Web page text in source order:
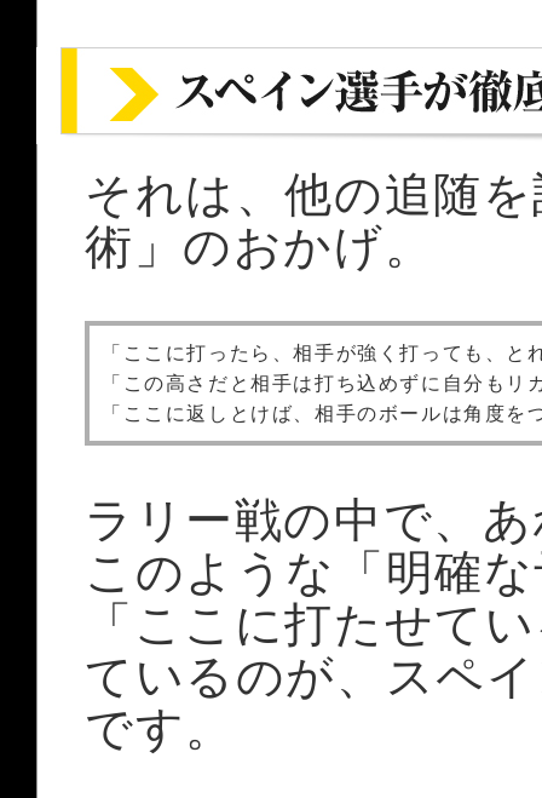
それは、他の追随
術」のおかげ。
「ここに打ったら、相手が強く打っても、と
「この高さだと相手は打ち込めずに自分もリ
「ここに返しとけば、相手のボールは角度を
ラリー戦の中で、
このような「明確
「ここに打たせて
ているのが、スペ
です。